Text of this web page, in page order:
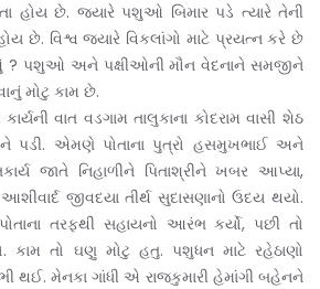
હોય છે. જ્યારે પશુઓ બિમાર પડે ત્યારે તેની
છે. વિશ્વ જ્યારે વિકલાંગો માટે પ્રયત્ન કરે છે
? પશુઓ અને પક્ષીઓની મૌન વેદનાને સમજીને
મોટુ કામ છે.
વાત વડગામ તાલુકાના કોદરામ વાસી શેઠ
પડી. એમણે પોતાના પુત્રો હસમુખભાઈ અને
જાતે નિહાળીને પિતાશ્રીને ખબર આપ્યા,
જીવદયા તીર્થ સુદાસણાનો ઉદય થયો.
તરફથી સહાયનો આરંભ કર્યો, પછી તો
કામ તો ઘણુ મોટુ હતુ. પશુધન માટે રહેઠાણો
થઈ. મેનકા ગાંધી એ રાજકુમારી હેમાંગી બહેનને